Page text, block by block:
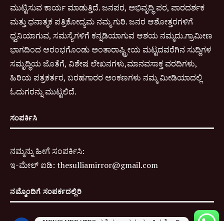
ಮುಟ್ಟಿಸುವ ಕಾರ್ಯ ಮಾಡುತ್ತಿದೆ. ಜನಪರ, ಅಭಿವೃದ್ಧಿ ಪರ, ಪಾರದರ್ಶಕ
ಮತ್ತು ಧನಾತ್ಮಕ ಪತ್ರಿಕೋದ್ಯಮ ನಮ್ಮ ಗುರಿ. ಜನರ ಆಶೋತ್ತರಗಳಿಗೆ
ಧ್ವನಿಯಾಗುವ, ಸಮಸ್ಯೆಗಳಿಗೆ ಕನ್ನಡಿಯಾಗುವ ಆಶಯ ನಮ್ಮದು.ಗ್ರಾಮೀಣ
ಭಾಗದಿಂದ ಆರಂಭಗೊಂಡು ಅಂತಾರಾಷ್ಟ್ರೀಯ ಮಟ್ಟದವರೆಗಿನ ಸುದ್ದಿಗಳ
ಸಮೃದ್ಧಿಯ ಜೊತೆಗೆ, ವಿಶೇಷ ಲೇಖನಗಳು,ಮಾನವಸಾಕ್ತ ವರದಿಗಳು,
ಹಿರಿಯ ಪತ್ರಕರ್ತರ, ಬರಹಗಾರರ ಅಂಕಣಗಳು ನಮ್ಮ ಮೀಡಿಯಾದಲ್ಲಿ
ಓದುಗರನ್ನು ಮುಟ್ಟಲಿದೆ.
ಸಂಪರ್ಕಿಸಿ
ನಮ್ಮನ್ನು ಹೀಗೆ ಸಂಪರ್ಕಿಸಿ:
ಇ-ಮೇಲ್ ಐಡಿ: thesulliamirror@gmail.com
ನಮ್ಮೊಂದಿಗೆ ಸಂಪರ್ಕದಲ್ಲಿರಿ